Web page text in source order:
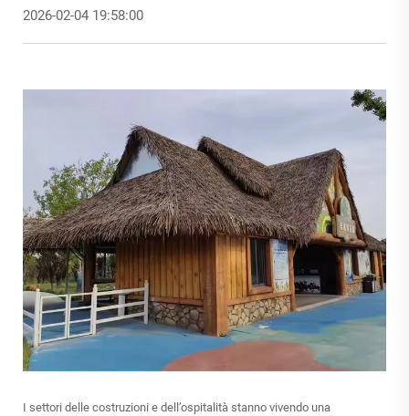
2026-02-04 19:58:00
I settori delle costruzioni e dell’ospitalità stanno vivendo una